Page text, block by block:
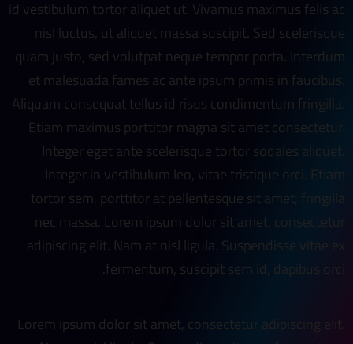
id vestibulum tortor aliquet ut. Vivamus maximus felis ac
nisl luctus, ut aliquet massa suscipit. Sed scelerisque
quam justo, sed volutpat neque tempor porta. Interdum
et malesuada fames ac ante ipsum primis in faucibus.
Aliquam consequat tellus id risus condimentum fringilla.
Etiam maximus porttitor magna sit amet consectetur.
Integer eget ante scelerisque tortor sodales aliquet.
Integer in vestibulum leo, vitae tristique orci. Etiam
tortor sem, porttitor at pellentesque sit amet, fringilla
nec massa. Lorem ipsum dolor sit amet, consectetur
adipiscing elit. Nam at nisl ligula. Suspendisse vitae ex
fermentum, suscipit sem id, dapibus orci.
Lorem ipsum dolor sit amet, consectetur adipiscing elit.